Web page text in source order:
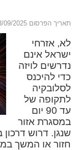
תאריך הפרסום 03/09/2025
לא, אזרחי
ישראל אינם
נדרשים לויזה
כדי להיכנס
לסלובקיה
לתקופה של
עד 90 יום
במסגרת אזור
שנגן. דרוש
חזור או המשך